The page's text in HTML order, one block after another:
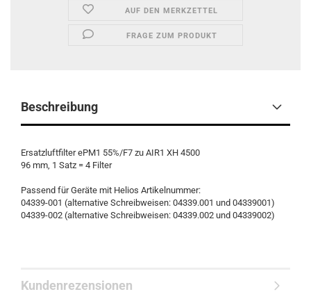
AUF DEN MERKZETTEL
FRAGE ZUM PRODUKT
Beschreibung
Ersatzluftfilter ePM1 55%/F7 zu AIR1 XH 4500
96 mm, 1 Satz = 4 Filter
Passend für Geräte mit Helios Artikelnummer:
04339-001 (alternative Schreibweisen: 04339.001 und 04339001)
04339-002 (alternative Schreibweisen: 04339.002 und 04339002)
Kundenrezensionen